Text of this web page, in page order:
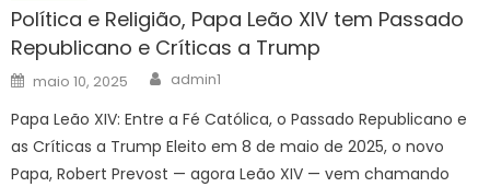
Política e Religião, Papa Leão XIV tem Passado
Republicano e Críticas a Trump
Posted
on
maio 10, 2025 Author
admin1
Papa Leão XIV: Entre a Fé Católica, o Passado Republicano e
as Críticas a Trump Eleito em 8 de maio de 2025, o novo
Papa, Robert Prevost — agora Leão XIV — vem chamando